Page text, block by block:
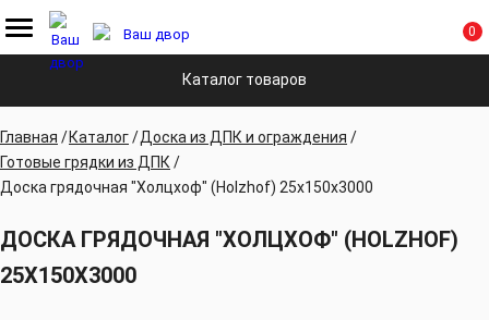
0
Каталог товаров
Главная Каталог
Доска из ДПК и ограждения
Готовые грядки из ДПК
Доска грядочная "Холцхоф" (Holzhof) 25х150х3000
ДОСКА ГРЯДОЧНАЯ "ХОЛЦХОФ" (HOLZHOF)
25Х150Х3000